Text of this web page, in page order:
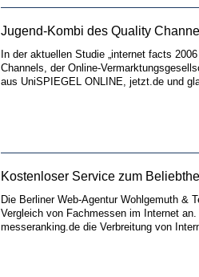
Jugend-Kombi des Quality
In der aktuellen Studie „internet facts
Channels, der Online-
aus UniSPIEGEL ONLINE, jetzt.de und
Kostenloser Service zum
Die Berliner Web-Agentur Wohlgemuth &
Vergleich von Fachmessen im Internet
messeranking.de die Verbreitung von